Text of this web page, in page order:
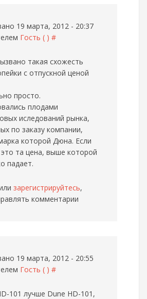
19 марта, 2012 - 20:37
Гость ( ) #
такая схожесть
с отпускной ценой
просто.
плодами
иследований рынка,
по заказу компании,
которой Дюна. Если
та цена, выше которой
падает.
зарегистрируйтесь,
комментарии
19 марта, 2012 - 20:55
Гость ( ) #
101 лучше Dune HD-101,